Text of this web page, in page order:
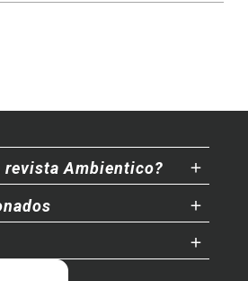
revista Ambientico?